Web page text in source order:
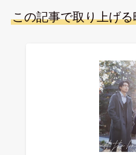
この記事で取り上げる